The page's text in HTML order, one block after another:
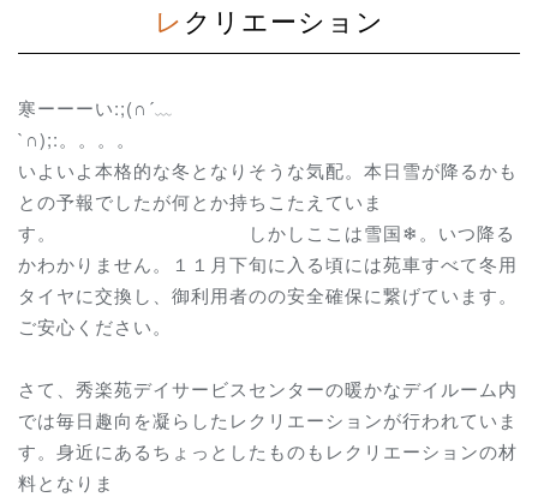
レクリエーション
寒ーーーい:;(∩´﹏
`∩);:。
いよいよ本格的な冬となりそうな気配。本日雪が降るかも
との予報でしたが何とか持ちこたえていま
す。 しかしここは雪国❄。いつ降る
かわかりません。１１月下旬に入る頃には苑車すべて冬用
タイヤに交換し、御利用者のの安全確保に繋げています。
ご安心ください。
さて、秀楽苑デイサービスセンターの暖かなデイルーム内
では毎日趣向を凝らしたレクリエーションが行われていま
す。身近にあるちょっとしたものもレクリエーションの材
料となりま